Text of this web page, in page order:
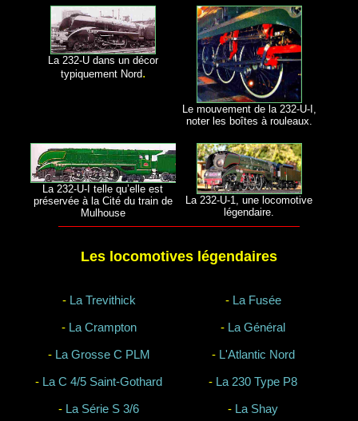
La 232-U dans un décor
typiquement Nord.
Le mouvement de la 232-U-I,
noter les boîtes à rouleaux.
La 232-U-I telle qu’elle est
préservée à la Cité du train de
Mulhouse
La 232-U-1, une locomotive
légendaire.
Les locomotives légendaires
- La Trevithick - La Fusée
- La Crampton - La Général
- La Grosse C PLM - L'Atlantic Nord
- La C 4/5 Saint-Gothard - La 230 Type P8
- La Série S 3/6 - La Shay